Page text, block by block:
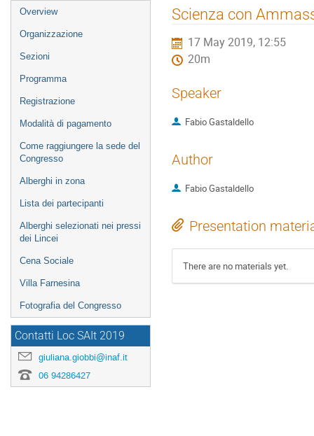
Event
menu
Overview
Organizzazione
Sezioni
Programma
Registrazione
Modalità di pagamento
Come raggiungere la sede del
Congresso
Alberghi in zona
Lista dei partecipanti
Alberghi selezionati nei pressi
dei Lincei
Cena Sociale
Villa Farnesina
Fotografia del Congresso
Contatti Loc SAIt 2019
giuliana.giobbi@inaf.it
06 94286427
Scienza con
17 May 2019, 12:55
20m
Speaker
Fabio Gastaldello
Author
Fabio Gastaldello
Presentation
There are no materials yet.